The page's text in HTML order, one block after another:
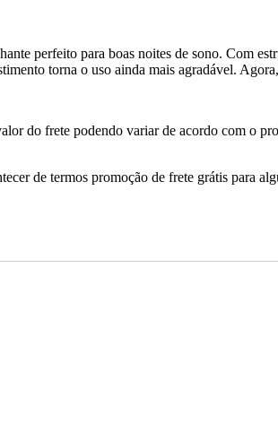
perfeito para boas noites de sono. Com
torna o uso ainda mais agradável.
do frete podendo variar de acordo com o
de termos promoção de frete grátis para